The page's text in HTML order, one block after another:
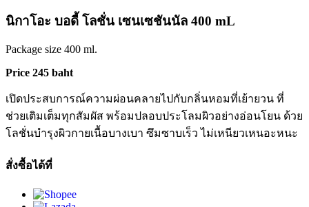
นิกาโอะ บอดี้ โลชั่น เซนเซชันนัล 400 mL
Package size 400 ml.
Price 245 baht
เปิดประสบการณ์ความผ่อนคลายไปกับกลิ่นหอมที่เย้ายวน ที่
ช่วยเติมเต็มทุกสัมผัส พร้อมปลอบประโลมผิวอย่างอ่อนโยน ด้วย
โลชั่นบำรุงผิวกายเนื้อบางเบา ซึมซาบเร็ว ไม่เหนียวเหนอะหนะ
สั่งซื้อได้ที่